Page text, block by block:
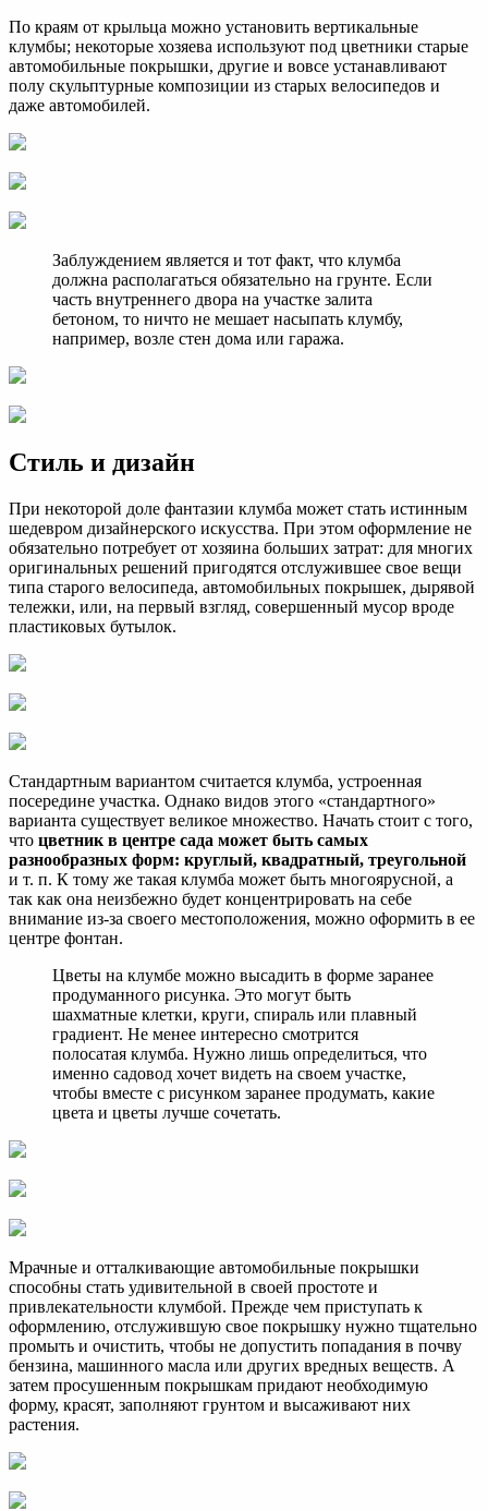
По краям от крыльца можно установить вертикальные
клумбы; некоторые хозяева используют под цветники старые
автомобильные покрышки, другие и вовсе устанавливают
полу скульптурные композиции из старых велосипедов и
даже автомобилей.
Заблуждением является и тот факт, что клумба
должна располагаться обязательно на грунте. Если
часть внутреннего двора на участке залита
бетоном, то ничто не мешает насыпать клумбу,
например, возле стен дома или гаража.
Стиль и дизайн
При некоторой доле фантазии клумба может стать истинным
шедевром дизайнерского искусства. При этом оформление не
обязательно потребует от хозяина больших затрат: для многих
оригинальных решений пригодятся отслужившее свое вещи
типа старого велосипеда, автомобильных покрышек, дырявой
тележки, или, на первый взгляд, совершенный мусор вроде
пластиковых бутылок.
Стандартным вариантом считается клумба, устроенная
посередине участка. Однако видов этого «стандартного»
варианта существует великое множество. Начать стоит с того,
что цветник в центре сада может быть самых
разнообразных форм: круглый, квадратный, треугольной
и т. п. К тому же такая клумба может быть многоярусной, а
так как она неизбежно будет концентрировать на себе
внимание из-за своего местоположения, можно оформить в ее
центре фонтан.
Цветы на клумбе можно высадить в форме заранее
продуманного рисунка. Это могут быть
шахматные клетки, круги, спираль или плавный
градиент. Не менее интересно смотрится
полосатая клумба. Нужно лишь определиться, что
именно садовод хочет видеть на своем участке,
чтобы вместе с рисунком заранее продумать, какие
цвета и цветы лучше сочетать.
Мрачные и отталкивающие автомобильные покрышки
способны стать удивительной в своей простоте и
привлекательности клумбой. Прежде чем приступать к
оформлению, отслужившую свое покрышку нужно тщательно
промыть и очистить, чтобы не допустить попадания в почву
бензина, машинного масла или других вредных веществ. А
затем просушенным покрышкам придают необходимую
форму, красят, заполняют грунтом и высаживают них
растения.